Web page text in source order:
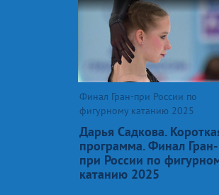
Финал Гран-при России по
фигурному катанию 2025
Дарья Садкова.
программа. Финал Гран-
при России по
катанию 2025